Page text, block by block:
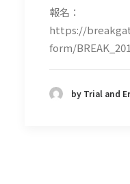
報名：
https://
form/
by Trial and